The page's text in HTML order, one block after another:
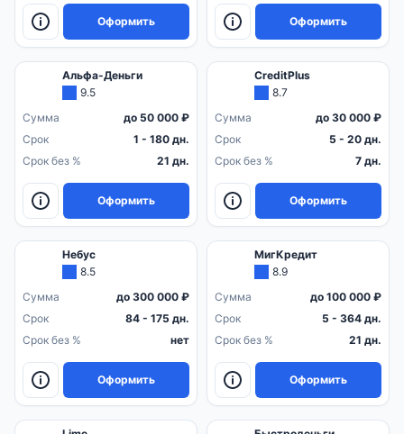
Оформить Оформить
Альфа-Деньги
9.5
Сумма
до 50 000 ₽
Срок
1 - 180 дн.
Срок без %
21 дн.
Оформить
CreditPlus
8.7
Сумма
до 30 000 ₽
Срок
5 - 20 дн.
Срок без %
7 дн.
Оформить
Небус
8.5
Сумма
до 300 000 ₽
Срок
84 - 175 дн.
Срок без %
нет
Оформить
МигКредит
8.9
Сумма
до 100 000 ₽
Срок
5 - 364 дн.
Срок без %
21 дн.
Оформить